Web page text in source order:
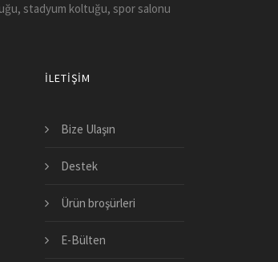
stadyum koltuğu, spor salonu
İLETIŞIM
Bize Ulaşın
Destek
Ürün broşürleri
E-Bülten